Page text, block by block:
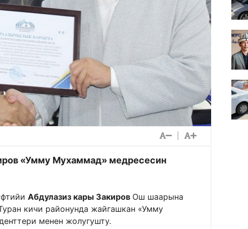
«Умму Мухаммад» медресесин
Абдулазиз кары Закиров Ош шаарына
кичи районунда жайгашкан «Умму
менен жолугушту.